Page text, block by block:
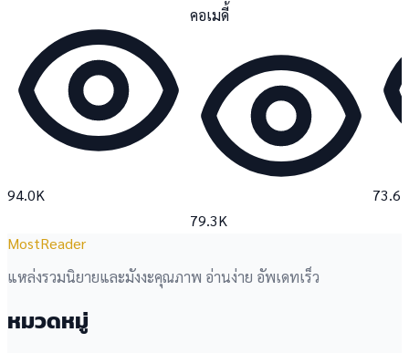
94.0K
คอเมดี้
79.3K
73.6K
MostReader
แหล่งรวมนิยายและมังงะคุณภาพ อ่านง่าย อัพเดทเร็ว
หมวดหมู่